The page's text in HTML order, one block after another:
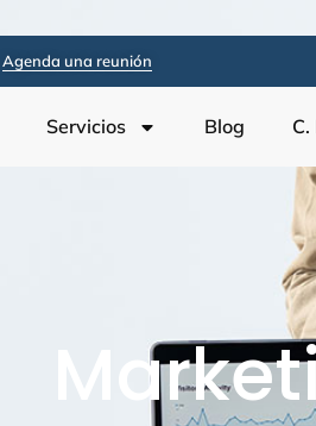
Agenda una reunión
Servicios Blog